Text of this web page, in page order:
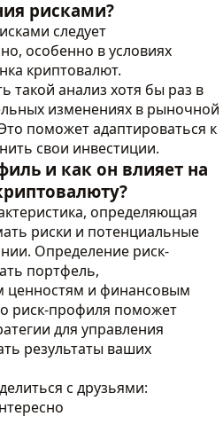
рисками?
следует
особенно в условиях
криптовалют.
такой анализ хотя бы раз в
изменениях в рыночной
поможет адаптироваться к
свои инвестиции.
и как он влияет на
определяющая
риски и потенциальные
Определение риск-
портфель,
ценностям и финансовым
риск-профиля поможет
для управления
результаты ваших
с друзьями: